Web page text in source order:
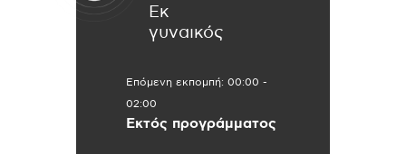
Εκ
γυναικός
Επόμενη εκπομπή: 00:00 -
02:00
Εκτός προγράμματος